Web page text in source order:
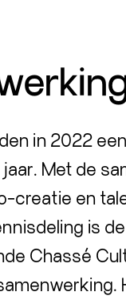
in 2022 een
Met de
creatie en
is
Chassé